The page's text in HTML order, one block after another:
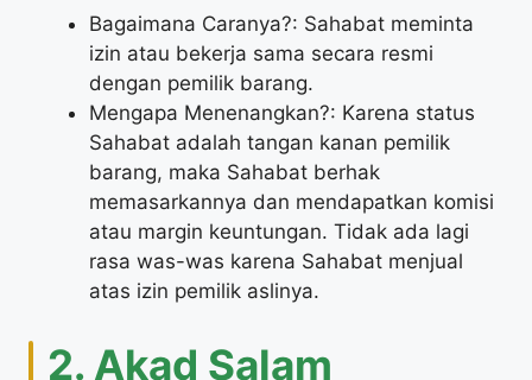
Bagaimana Caranya?: Sahabat meminta
izin atau bekerja sama secara resmi
dengan pemilik barang.
Mengapa Menenangkan?: Karena status
Sahabat adalah tangan kanan pemilik
barang, maka Sahabat berhak
memasarkannya dan mendapatkan komisi
atau margin keuntungan. Tidak ada lagi
rasa was-was karena Sahabat menjual
atas izin pemilik aslinya.
2. Akad Salam